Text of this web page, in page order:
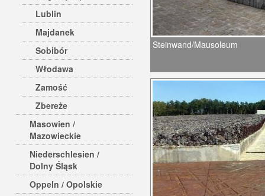
Lublin
Majdanek
Sobibór
Włodawa
Zamość
Zbereże
Masowien /
Mazowieckie
Niederschlesien /
Dolny Śląsk
Oppeln / Opolskie
Steinwand/Mausoleum